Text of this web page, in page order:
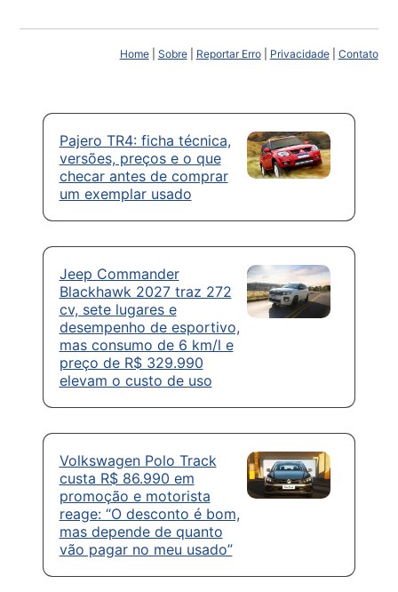
Home| Sobre| Reportar Erro| Privacidade| Contato
Pajero TR4: ficha técnica,
versões, preços e o que
checar antes de comprar
um exemplar usado
Jeep Commander
Blackhawk 2027 traz 272
cv, sete lugares e
desempenho de esportivo,
mas consumo de 6 km/l e
preço de R$ 329.990
elevam o custo de uso
Volkswagen Polo Track
custa R$ 86.990 em
promoção e motorista
reage: “O desconto é bom,
mas depende de quanto
vão pagar no meu usado”